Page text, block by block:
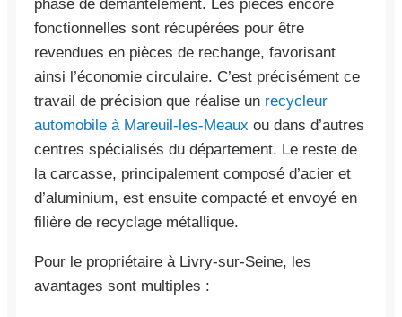
phase de démantèlement. Les pièces encore
fonctionnelles sont récupérées pour être
revendues en pièces de rechange, favorisant
ainsi l’économie circulaire. C’est précisément ce
travail de précision que réalise un recycleur
automobile à Mareuil-les-Meaux ou dans d’autres
centres spécialisés du département. Le reste de
la carcasse, principalement composé d’acier et
d’aluminium, est ensuite compacté et envoyé en
filière de recyclage métallique.
Pour le propriétaire à Livry-sur-Seine, les
avantages sont multiples :